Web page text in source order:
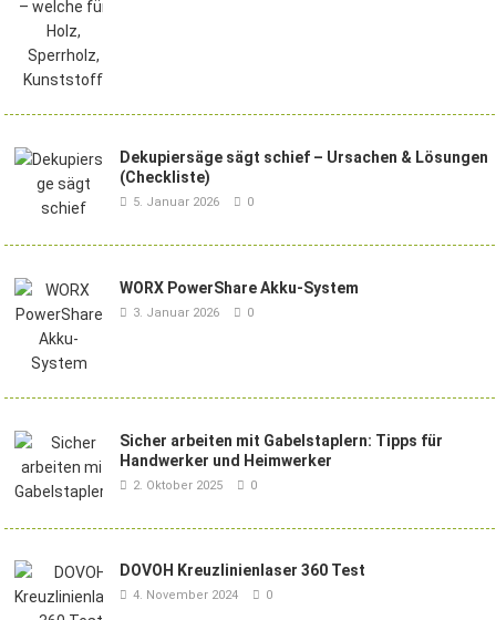
Dekupiersäge sägt schief – Ursachen & Lösungen
(Checkliste)
5. Januar 2026 0
WORX PowerShare Akku-System
3. Januar 2026 0
Sicher arbeiten mit Gabelstaplern: Tipps für
Handwerker und Heimwerker
2. Oktober 2025 0
DOVOH Kreuzlinienlaser 360 Test
4. November 2024 0